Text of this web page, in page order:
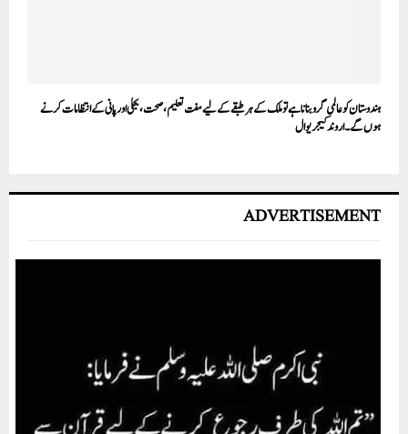
ہندوستان کو عالمی گرو بنانا ہے تو ملک کے ہر طبقے کے لیے مفت تعلیم، صحت، بجلی اور پانی کے انتظامات کرنے
ہوں گے۔ اروند کیجریوال
ADVERTISEMENT